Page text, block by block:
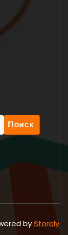
byStorely